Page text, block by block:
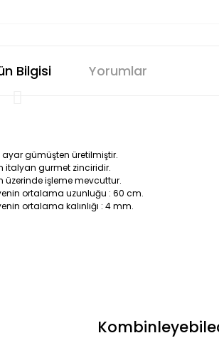
Bilgisi Yorumlar
ayar gümüşten üretilmiştir.
italyan gurmet zinciridir.
üzerinde işleme mevcuttur.
ortalama uzunluğu : 60 cm.
ortalama kalınlığı : 4 mm.